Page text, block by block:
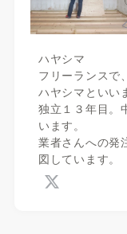
ハヤシマ
フリーランスで
ハヤシマといい
独立１３年目。
います。
業者さんへの発
図しています。